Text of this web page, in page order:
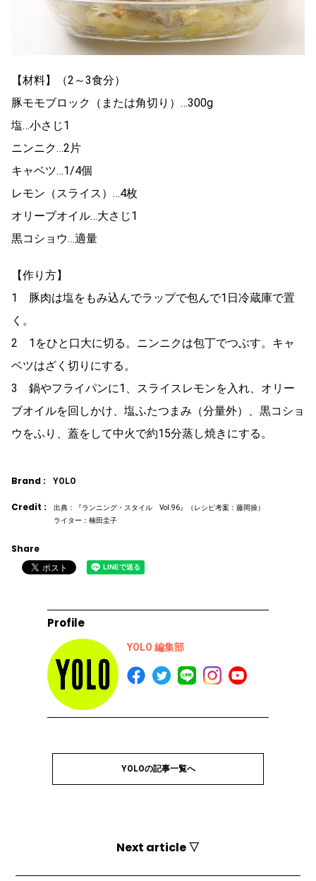
【材料】（2～3食分）
豚モモブロック（または角切り）…300g
塩…小さじ1
ニンニク…2片
キャベツ…1/4個
レモン（スライス）…4枚
オリーブオイル…大さじ1
黒コショウ…適量
【作り方】
1 豚肉は塩をもみ込んでラップで包んで1日冷蔵庫で置
く。
2 1をひと口大に切る。ニンニクは包丁でつぶす。キャ
ベツはざく切りにする。
3 鍋やフライパンに1、スライスレモンを入れ、オリー
ブオイルを回しかけ、塩ふたつまみ（分量外）、黒コショ
ウをふり、蓋をして中火で約15分蒸し焼きにする。
Brand : YOLO
Credit :
出典：『ランニング・スタイル Vol.96』（レシピ考案：藤岡操）
ライター：楠田圭子
Share
Profile
YOLO 編集部
YOLOの記事一覧へ
Next article ▽